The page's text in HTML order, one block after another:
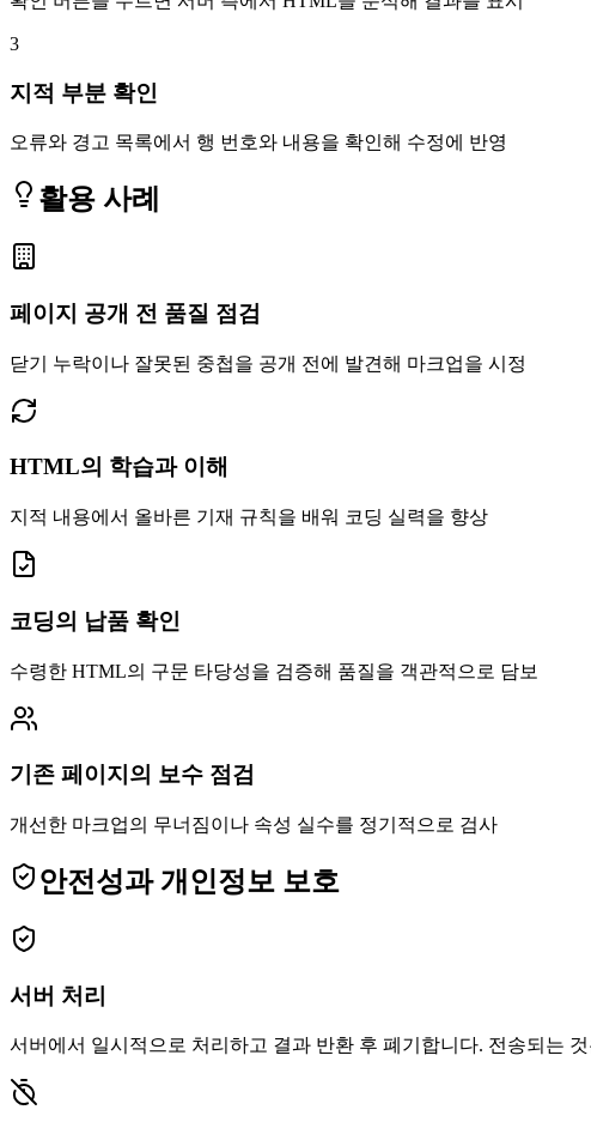
3
지적 부분 확인
오류와 경고 목록에서 행 번호와 내용을 확인해 수정에 반영
활용 사례
페이지 공개 전 품질 점검
닫기 누락이나 잘못된 중첩을 공개 전에 발견해 마크업을 시정
HTML의 학습과 이해
지적 내용에서 올바른 기재 규칙을 배워 코딩 실력을 향상
코딩의 납품 확인
수령한 HTML의 구문 타당성을 검증해 품질을 객관적으로 담보
기존 페이지의 보수 점검
개선한 마크업의 무너짐이나 속성 실수를 정기적으로 검사
안전성과 개인정보 보호
서버 처리
서버에서 일시적으로 처리하고 결과 반환 후 폐기합니다. 전송되는